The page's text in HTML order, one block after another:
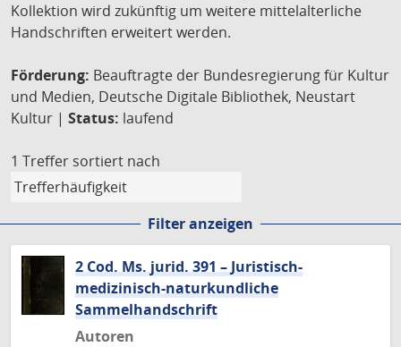
Kollektion wird zukünftig um weitere mittelalterliche
Handschriften erweitert werden.
Förderung: Beauftragte der Bundesregierung für Kultur
und Medien, Deutsche Digitale Bibliothek, Neustart
Kultur | Status: laufend
1 Treffer sortiert nach
Filter anzeigen
2 Cod. Ms. jurid. 391 – Juristisch-
medizinisch-naturkundliche
Sammelhandschrift
Autoren